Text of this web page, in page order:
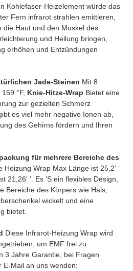
Kohlefaser-Heizelement würde das
Fern infrarot strahlen emittieren,
die Haut und den Muskel des
und Heilung bringen,
erhöhen und Entzündungen
Jade-Steinen Mit 8
°F, Knie-Hitze-Wrap Bietet eine
zur gezielten Schmerz
es viel mehr negative Ionen ab,
des Gehirns fördern und Ihren
für mehrere Bereiche des
Heizung Wrap Max Länge ist 25,2' ’
21,26' ’. Es ’S ein flexibles Design,
Bereiche des Körpers wie Hals,
wickelt und eine
bietet.
Diese Infrarot-Heizung Wrap wird
um EMF frei zu
3 Jahre Garantie, bei Fragen
E-Mail an uns wenden: